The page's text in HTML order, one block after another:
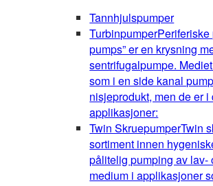
Tannhjulspumper
TurbinpumperPeriferiske
pumps” er en krysning
sentrifugalpumpe.
som i en side kanal
nisjeprodukt, men de er
applikasjoner:
Twin SkruepumperTwin
sortiment innen
pålitelig pumping av
medium i applikasjoner